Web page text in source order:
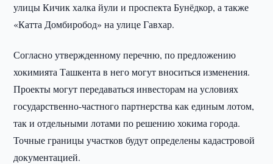
улицы Кичик халка йули и проспекта Бунёдкор, а также
«Катта Домбиробод» на улице Гавхар.
Согласно утвержденному перечню, по предложению
хокимията Ташкента в него могут вноситься изменения.
Проекты могут передаваться инвесторам на условиях
государственно-частного партнерства как единым лотом,
так и отдельными лотами по решению хокима города.
Точные границы участков будут определены кадастровой
документацией.